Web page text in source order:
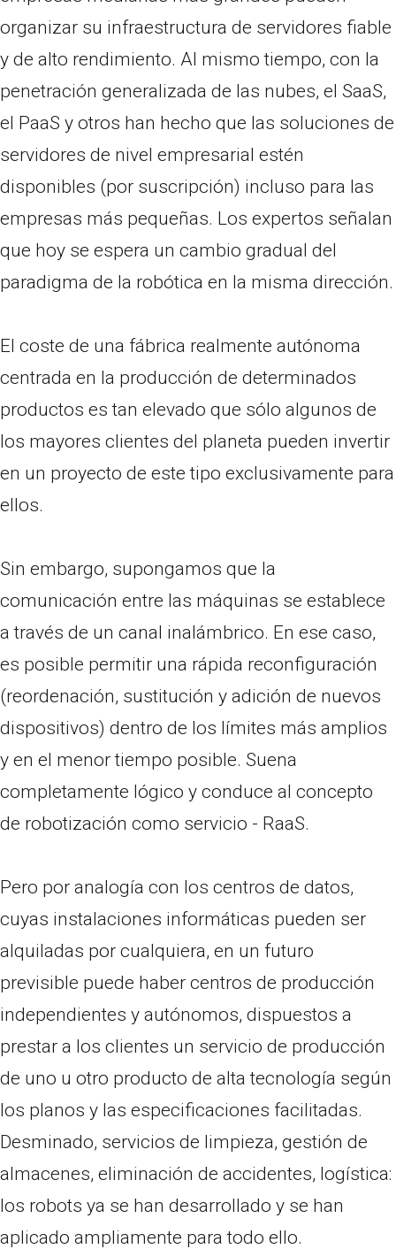
organizar su infraestructura de servidores fiable
y de alto rendimiento. Al mismo tiempo, con la
penetración generalizada de las nubes, el SaaS,
el PaaS y otros han hecho que las soluciones de
servidores de nivel empresarial estén
disponibles (por suscripción) incluso para las
empresas más pequeñas. Los expertos señalan
que hoy se espera un cambio gradual del
paradigma de la robótica en la misma dirección.
El coste de una fábrica realmente autónoma
centrada en la producción de determinados
productos es tan elevado que sólo algunos de
los mayores clientes del planeta pueden invertir
en un proyecto de este tipo exclusivamente para
ellos.
Sin embargo, supongamos que la
comunicación entre las máquinas se establece
a través de un canal inalámbrico. En ese caso,
es posible permitir una rápida reconfiguración
(reordenación, sustitución y adición de nuevos
dispositivos) dentro de los límites más amplios
y en el menor tiempo posible. Suena
completamente lógico y conduce al concepto
de robotización como servicio - RaaS.
Pero por analogía con los centros de datos,
cuyas instalaciones informáticas pueden ser
alquiladas por cualquiera, en un futuro
previsible puede haber centros de producción
independientes y autónomos, dispuestos a
prestar a los clientes un servicio de producción
de uno u otro producto de alta tecnología según
los planos y las especificaciones facilitadas.
Desminado, servicios de limpieza, gestión de
almacenes, eliminación de accidentes, logística:
los robots ya se han desarrollado y se han
aplicado ampliamente para todo ello.